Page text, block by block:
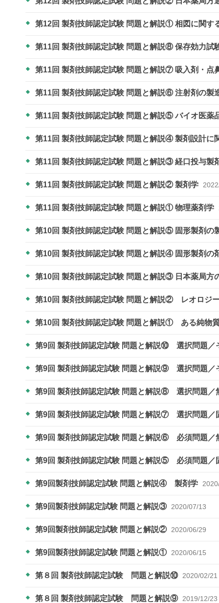
第12回 製剤技師認定試験 問題と解説① 相図に関す
第11回 製剤技師認定試験 問題と解説⑧ 保存効力試
第11回 製剤技師認定試験 問題と解説⑦ 吸入剤・点
第11回 製剤技師認定試験 問題と解説⑥ 注射剤の製
第11回 製剤技師認定試験 問題と解説⑤ バイオ医薬
第11回 製剤技師認定試験 問題と解説④ 製剤設計に
第11回 製剤技師認定試験 問題と解説③ 経口投与製
第11回 製剤技師認定試験 問題と解説② 製剤学
第11回 製剤技師認定試験 問題と解説① 物理薬剤学
第10回 製剤技師認定試験 問題と解説⑤ 固形製剤の
第10回 製剤技師認定試験 問題と解説④ 固形製剤の
第10回 製剤技師認定試験 問題と解説③ 日本薬局方
第10回 製剤技師認定試験 問題と解説② レオロジ
第10回 製剤技師認定試験 問題と解説① ある純物
第9回 製剤技師認定試験 問題と解説⑩ 選択問題／
第9回 製剤技師認定試験 問題と解説⑨ 選択問題／
第9回 製剤技師認定試験 問題と解説⑧ 選択問題／
第9回 製剤技師認定試験 問題と解説⑦ 選択問題／
第9回 製剤技師認定試験 問題と解説⑥ 必須問題／
第9回 製剤技師認定試験 問題と解説⑤ 必須問題／
第9回製剤技師認定試験 問題と解説④ 製剤学
第9回製剤技師認定試験 問題と解説③ 2020/07/13
第9回製剤技師認定試験 問題と解説② 2020/06/29
第9回製剤技師認定試験 問題と解説① 2020/06/15
第８回 製剤技師認定試験 問題と解説⑩ 2020/02/21
第８回 製剤技師認定試験 問題と解説⑨ 2019/12/23